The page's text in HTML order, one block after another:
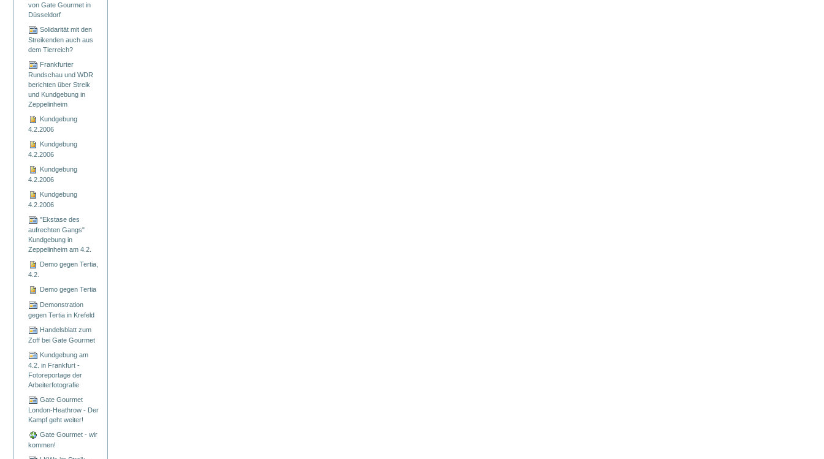
von Gate Gourmet in
Düsseldorf
Solidarität mit den
Streikenden auch aus
dem Tierreich?
Frankfurter
Rundschau und WDR
berichten über Streik
und Kundgebung in
Zeppelinheim
Kundgebung
4.2.2006
Kundgebung
4.2.2006
Kundgebung
4.2.2006
Kundgebung
4.2.2006
"Ekstase des
aufrechten Gangs"
Kundgebung in
Zeppelinheim am 4.2.
Demo gegen Tertia,
4.2.
Demo gegen Tertia
Demonstration
gegen Tertia in Krefeld
Handelsblatt zum
Zoff bei Gate Gourmet
Kundgebung am
4.2. in Frankfurt -
Fotoreportage der
Arbeiterfotografie
Gate Gourmet
London-Heathrow - Der
Kampf geht weiter!
Gate Gourmet - wir
kommen!